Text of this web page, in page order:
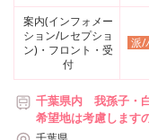
案内(インフォメー
ション/レセプショ
ン)・フロント・受
付
派/
千葉県内 我孫子・
希望地は考慮します